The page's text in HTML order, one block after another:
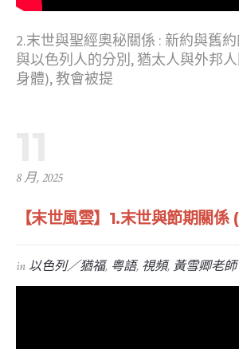
2.末世與聖經奧秘關係 : 新約與舊
與以色列人的分別, 猶太人與外邦
身體), 教會被提
8 月, 2025
【末世風雲】1.末世與節期關係
in 以色列／猶福, 粤語, 視頻,黃雪卿老師